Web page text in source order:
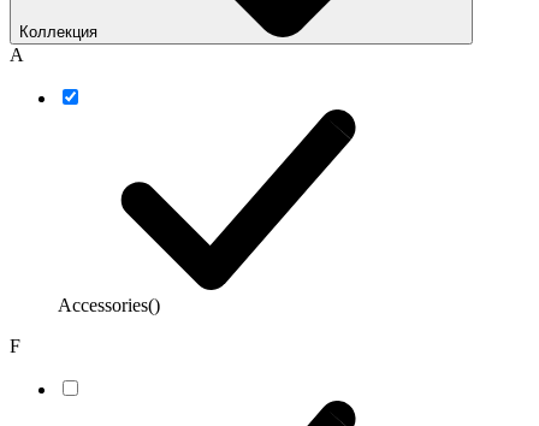
Коллекция
A
Accessories()
F